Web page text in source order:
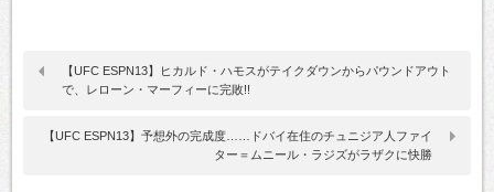
【UFC ESPN13】ヒカルド・ハモスがテイクダウンからパウンドアウト
で、レローン・マーフィーに完敗!!
【UFC ESPN13】予想外の完成度……ドバイ在住のチュニジア人ファイ
ター＝ムニール・ラジズがラザクに快勝